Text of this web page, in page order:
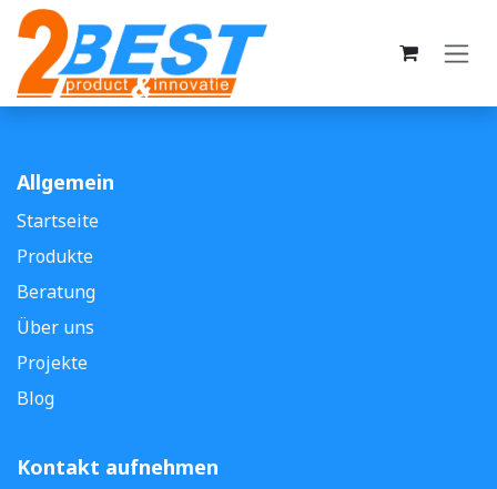
Zum Inhalt springen
Allgemein
Startseite
Produkte
Beratung
Über uns
Projekte
Blog
Kontakt aufnehmen